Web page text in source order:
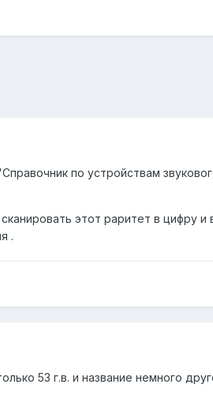
по устройствам
этот раритет в цифру и
.
53 г.в. и название немного